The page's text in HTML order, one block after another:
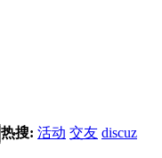
热搜: 活动 交友 discuz